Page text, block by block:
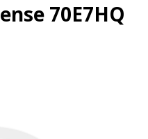
70E7HQ